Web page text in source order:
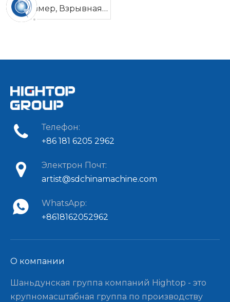
Размер, Взрывная
Мощность – Hightop
Телефон:
+86 181 6205 2962
Электрон Почт:
artist@sdchinamachine.com
WhatsApp:
+8618162052962
О компании​​​​​​​
Шаньдунская группа компаний Hightop - это
крупномасштабная группа по производству